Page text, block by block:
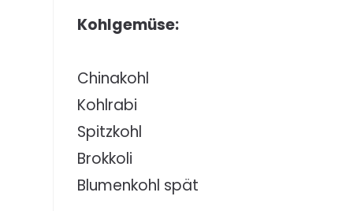
Kohlgemüse:
Chinakohl
Kohlrabi
Spitzkohl
Brokkoli
Blumenkohl spät